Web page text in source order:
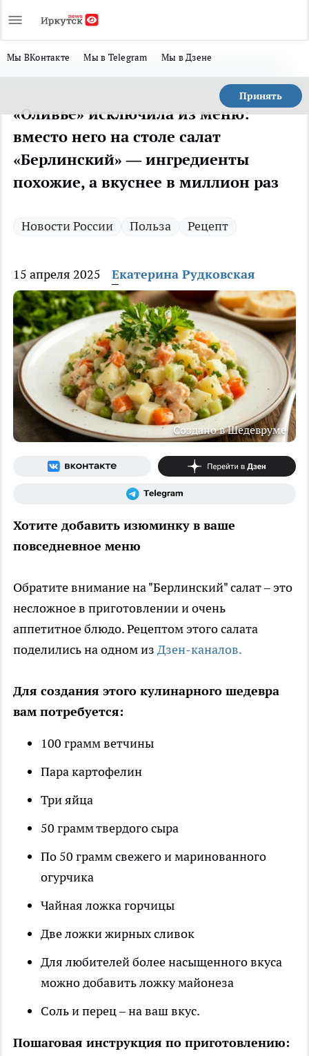
Мы ВКонтакте Мы в Telegram Мы в Дзене
Принять
«Оливье» исключила из меню:
вместо него на столе салат
«Берлинский» — ингредиенты
похожие, а вкуснее в миллион раз
Новости России Польза Рецепт
15 апреля 2025 Екатерина Рудковская
Создано в Шедевруме
Хотите добавить изюминку в ваше
повседневное меню
Обратите внимание на "Берлинский" салат – это
несложное в приготовлении и очень
аппетитное блюдо. Рецептом этого салата
поделились на одном из Дзен-каналов.
Для создания этого кулинарного шедевра
вам потребуется:
100 грамм ветчины
Пара картофелин
Три яйца
50 грамм твердого сыра
По 50 грамм свежего и маринованного
огурчика
Чайная ложка горчицы
Две ложки жирных сливок
Для любителей более насыщенного вкуса
можно добавить ложку майонеза
Соль и перец – на ваш вкус.
Пошаговая инструкция по приготовлению: